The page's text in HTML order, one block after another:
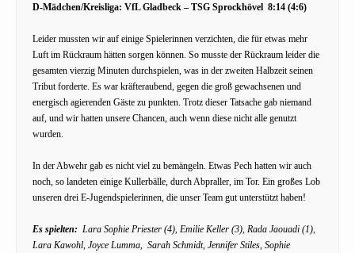
D-Mädchen/Kreisliga: VfL Gladbeck – TSG Sprockhövel 8:14 (4:6)
Leider mussten wir auf einige Spielerinnen verzichten, die für etwas mehr
Luft im Rückraum hätten sorgen können. So musste der Rückraum leider die
gesamten vierzig Minuten durchspielen, was in der zweiten Halbzeit seinen
Tribut forderte. Es war kräfteraubend, gegen die groß gewachsenen und
energisch agierenden Gäste zu punkten. Trotz dieser Tatsache gab niemand
auf, und wir hatten unsere Chancen, auch wenn diese nicht alle genutzt
wurden.
In der Abwehr gab es nicht viel zu bemängeln. Etwas Pech hatten wir auch
noch, so landeten einige Kullerbälle, durch Abpraller, im Tor. Ein großes Lob
unseren drei E-Jugendspielerinnen, die unser Team gut unterstützt haben!
Es spielten: Lara Sophie Priester (4), Emilie Keller (3), Rada Jaouadi (1),
Lara Kawohl, Joyce Lumma, Sarah Schmidt, Jennifer Stiles, Sophie